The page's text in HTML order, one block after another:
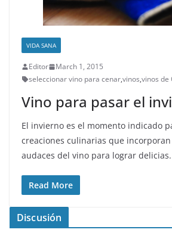
VIDA SANA
Editor
March 1, 2015
seleccionar vino para cenar,vinos,vinos de
Vino para pasar el
El invierno es el momento indicado
creaciones culinarias que
audaces del vino para lograr delicias.
Read More
Discusión